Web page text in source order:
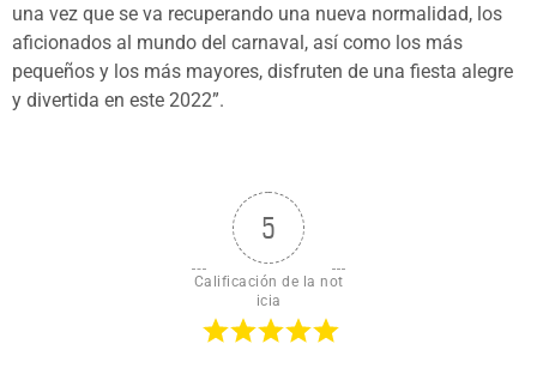
una vez que se va recuperando una nueva normalidad, los
aficionados al mundo del carnaval, así como los más
pequeños y los más mayores, disfruten de una fiesta alegre
y divertida en este 2022”.
5
Calificación de la not
icia